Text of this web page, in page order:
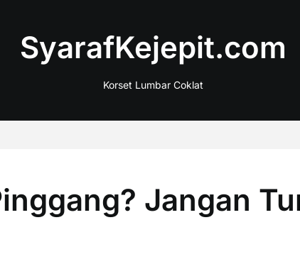
SyarafKejepit.com
Korset Lumbar Coklat
Jangan